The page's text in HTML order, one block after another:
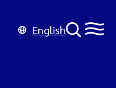
English